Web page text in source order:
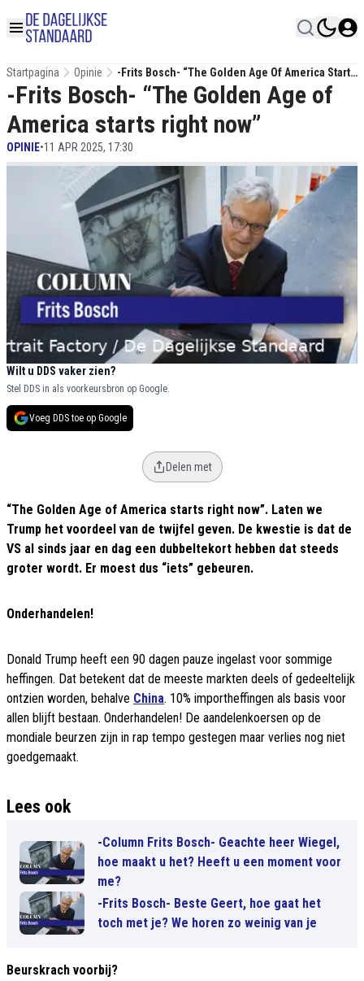
Startpagina Opinie
-Frits Bosch- “The Golden Age Of America Starts
Right Now”
-Frits Bosch- “The Golden Age of
America starts right now”
OPINIE•11 APR 2025, 17:30
Wilt u DDS vaker zien?
Stel DDS in als voorkeursbron op Google.
Voeg DDS toe op Google
Delen met
“The Golden Age of America starts right now”. Laten we
Trump het voordeel van de twijfel geven. De kwestie is dat de
VS al sinds jaar en dag een dubbeltekort hebben dat steeds
groter wordt. Er moest dus “iets” gebeuren.
Onderhandelen!
Donald Trump heeft een 90 dagen pauze ingelast voor sommige
heffingen. Dat betekent dat de meeste markten deels of gedeeltelijk
ontzien worden, behalve China. 10% importheffingen als basis voor
allen blijft bestaan. Onderhandelen! De aandelenkoersen op de
mondiale beurzen zijn in rap tempo gestegen maar verlies nog niet
goedgemaakt.
Lees ook
-Column Frits Bosch- Geachte heer Wiegel,
hoe maakt u het? Heeft u een moment voor
me?
-Frits Bosch- Beste Geert, hoe gaat het
toch met je? We horen zo weinig van je
Beurskrach voorbij?